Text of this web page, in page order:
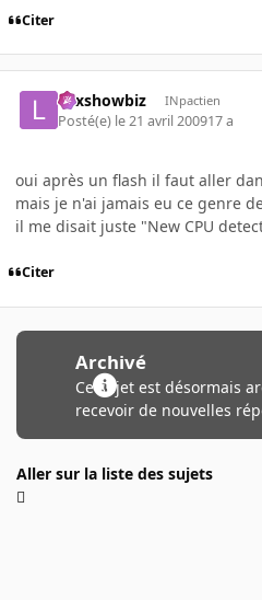
Citer
Lexshowbiz INpactien
Posté(e) le 21 avril 200917 a
oui après un flash il faut aller
mais je n'ai jamais eu ce genre
il me disait juste "New CPU
Citer
Archivé
Ce sujet est désormais
recevoir de nouvelles
Aller sur la liste des sujets